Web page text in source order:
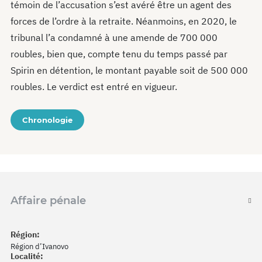
témoin de l’accusation s’est avéré être un agent des
forces de l’ordre à la retraite. Néanmoins, en 2020, le
tribunal l’a condamné à une amende de 700 000
roubles, bien que, compte tenu du temps passé par
Spirin en détention, le montant payable soit de 500 000
roubles. Le verdict est entré en vigueur.
Chronologie
Affaire pénale
Région:
Région d’Ivanovo
Localité: